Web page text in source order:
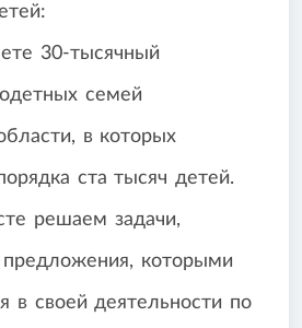
30-тысячный
семей
в которых
ста тысяч детей.
решаем задачи,
которыми
в своей деятельности по